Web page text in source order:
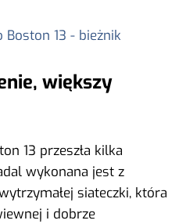
większy
13 przeszła kilka
wykonana jest z
siateczki, która
i dobrze